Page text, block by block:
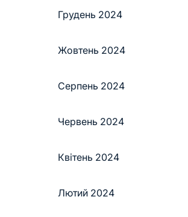
Грудень 2024
Жовтень 2024
Серпень 2024
Червень 2024
Квітень 2024
Лютий 2024